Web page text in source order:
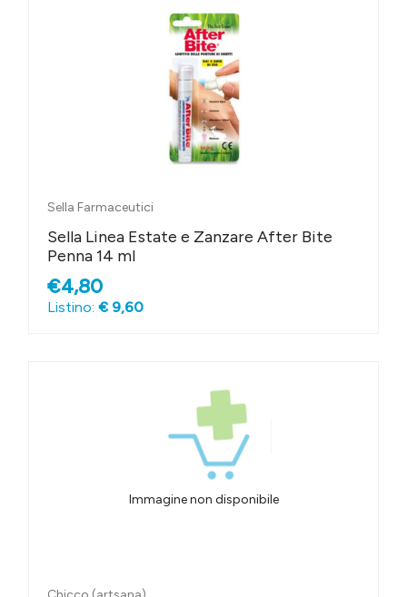
Sella Farmaceutici
Sella Linea Estate e Zanzare After Bite
Penna 14 ml
€4,80
Listino: € 9,60
Immagine non disponibile